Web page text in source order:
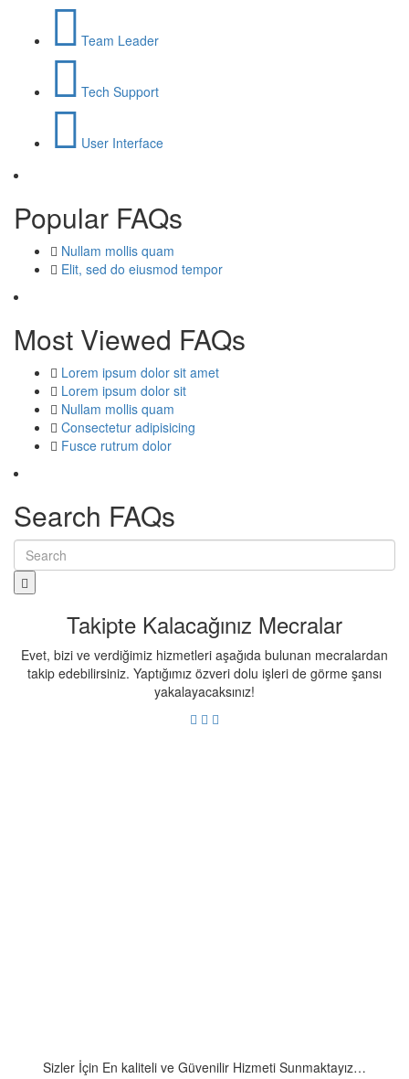
Team Leader
Tech Support
User Interface
Popular FAQs
Nullam mollis quam
Elit, sed do eiusmod tempor
Most Viewed FAQs
Lorem ipsum dolor sit amet
Lorem ipsum dolor sit
Nullam mollis quam
Consectetur adipisicing
Fusce rutrum dolor
Search FAQs
Takipte Kalacağınız Mecralar
Evet, bizi ve verdiğimiz hizmetleri aşağıda bulunan mecralardan
takip edebilirsiniz. Yaptığımız özveri dolu işleri de görme şansı
yakalayacaksınız!
Sizler İçin En kaliteli ve Güvenilir Hizmeti Sunmaktayız…